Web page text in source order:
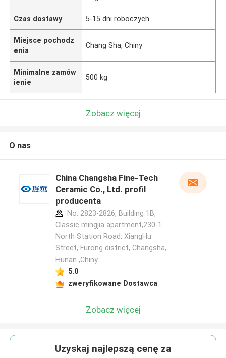
Czas dostawy 5-15 dni roboczych
Miejsce pochodz
enia
Chang Sha, Chiny
Minimalne zamów
ienie
500 kg
Zobacz więcej
O nas
China Changsha Fine-Tech
Ceramic Co., Ltd. profil
producenta
No. 2823-2826, Building 1B,
Classic mingjia apartment,230-1
North Station Road, XiangHu
Street, Furong district, Changsha,
Hunan ,Chiny
5.0
zweryfikowane Dostawca
Zobacz więcej
Uzyskaj najlepszą cenę za